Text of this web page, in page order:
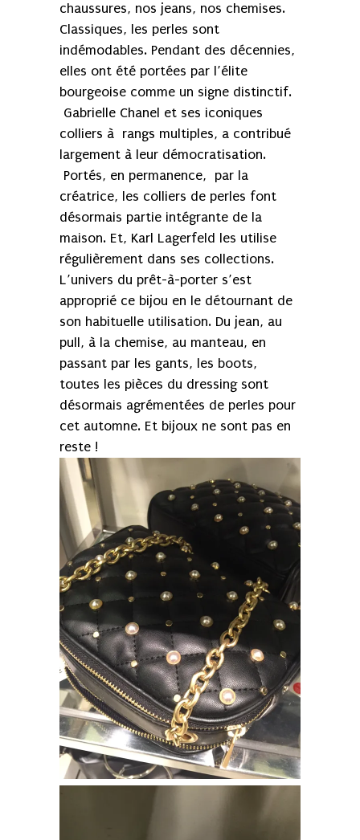
chaussures, nos jeans, nos chemises.
Classiques, les perles sont
indémodables. Pendant des décennies,
elles ont été portées par l’élite
bourgeoise comme un signe distinctif.
Gabrielle Chanel et ses iconiques
colliers à rangs multiples, a contribué
largement à leur démocratisation.
Portés, en permanence, par la
créatrice, les colliers de perles font
désormais partie intégrante de la
maison. Et, Karl Lagerfeld les utilise
régulièrement dans ses collections.
L’univers du prêt-à-porter s’est
approprié ce bijou en le détournant de
son habituelle utilisation. Du jean, au
pull, à la chemise, au manteau, en
passant par les gants, les boots,
toutes les pièces du dressing sont
désormais agrémentées de perles pour
cet automne. Et bijoux ne sont pas en
reste !